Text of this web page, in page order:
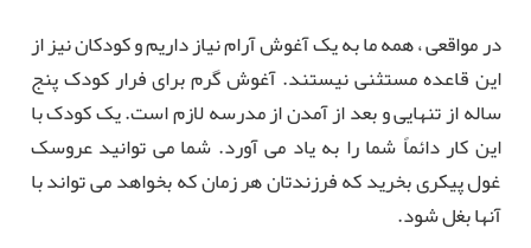
در مواقعی ، همه ما به یک آغوش آرام نیاز داریم و کودکان نیز از
این قاعده مستثنی نیستند. آغوش گرم برای فرار کودک پنج
ساله از تنهایی و بعد از آمدن از مدرسه لازم است. یک کودک با
این کار دائماً شما را به یاد می آورد. شما می توانید عروسک
غول پیکری بخرید که فرزندتان هر زمان که بخواهد می تواند با
آنها بغل شود.